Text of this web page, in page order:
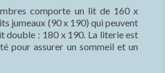
comporte un lit de 160 x
jumeaux (90 x 190) qui peuvent
double : 180 x 190. La literie est
pour assurer un sommeil et un